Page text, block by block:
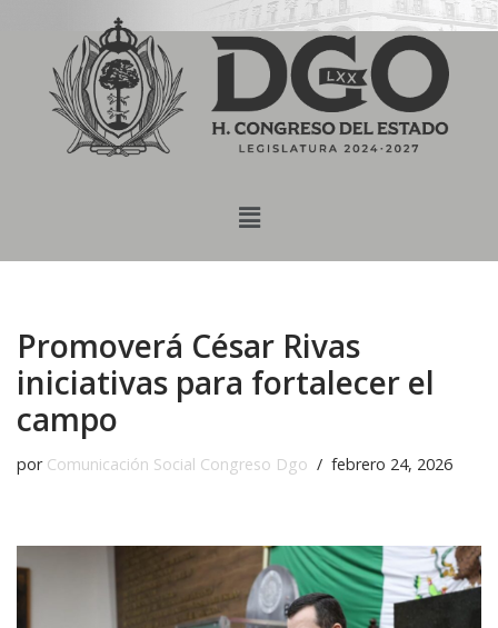
Saltar
contenido
Promoverá César Rivas
iniciativas para fortalecer el
campo
por Comunicación Social Congreso Dgo febrero 24, 2026